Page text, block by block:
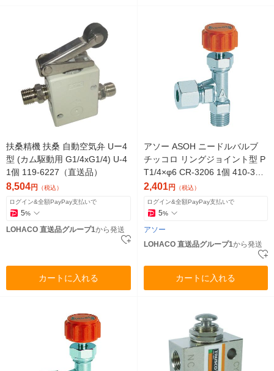
扶桑精機 扶桑 自動空気弁 Uー4
型 (カム駆動用 G1/4xG1/4) U-4
1個 119-6227（直送品）
8,504円 （税込）
ログイン&全額PayPay支払いで
5%
LOHACO 直送品グループ1から発送
カートに入れる
アソー ASOH ニードルバルブ
チッコロ リングジョイント型 P
T1/4×φ6 CR-3206 1個 410-314
9（直送品）
2,401円 （税込）
ログイン&全額PayPay支払いで
5%
アソー
LOHACO 直送品グループ1から発送
カートに入れる